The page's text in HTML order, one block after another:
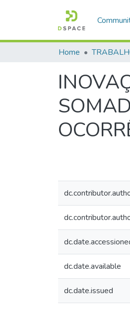
Home
dc.date.available
dc.date.issued